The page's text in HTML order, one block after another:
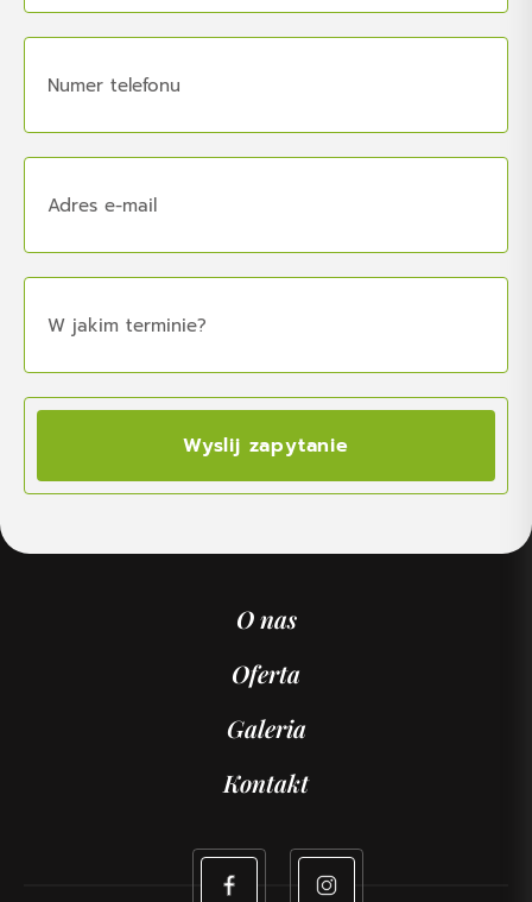
Numer telefonu
Adres e-mail
W jakim terminie?
Wyslij zapytanie
O nas
Oferta
Galeria
Kontakt